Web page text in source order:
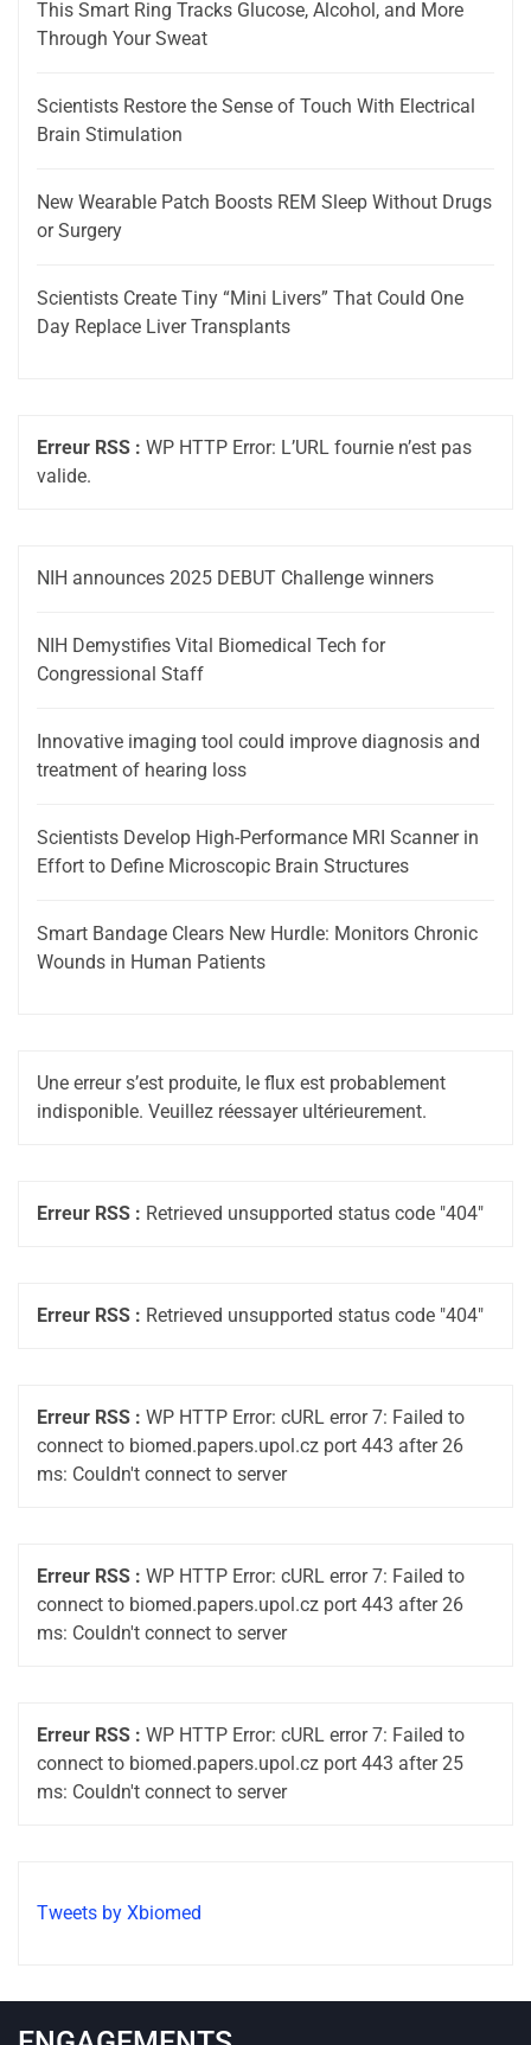
This Smart Ring Tracks Glucose, Alcohol, and More
Through Your Sweat
Scientists Restore the Sense of Touch With Electrical
Brain Stimulation
New Wearable Patch Boosts REM Sleep Without Drugs
or Surgery
Scientists Create Tiny “Mini Livers” That Could One
Day Replace Liver Transplants
Erreur RSS : WP HTTP Error: L’URL fournie n’est pas
valide.
NIH announces 2025 DEBUT Challenge winners
NIH Demystifies Vital Biomedical Tech for
Congressional Staff
Innovative imaging tool could improve diagnosis and
treatment of hearing loss
Scientists Develop High-Performance MRI Scanner in
Effort to Define Microscopic Brain Structures
Smart Bandage Clears New Hurdle: Monitors Chronic
Wounds in Human Patients
Une erreur s’est produite, le flux est probablement
indisponible. Veuillez réessayer ultérieurement.
Erreur RSS : Retrieved unsupported status code "404"
Erreur RSS : Retrieved unsupported status code "404"
Erreur RSS : WP HTTP Error: cURL error 7: Failed to
connect to biomed.papers.upol.cz port 443 after 26
ms: Couldn't connect to server
Erreur RSS : WP HTTP Error: cURL error 7: Failed to
connect to biomed.papers.upol.cz port 443 after 26
ms: Couldn't connect to server
Erreur RSS : WP HTTP Error: cURL error 7: Failed to
connect to biomed.papers.upol.cz port 443 after 25
ms: Couldn't connect to server
Tweets by Xbiomed